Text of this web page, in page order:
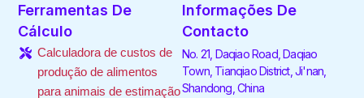
b
k
-
t
n
a
g
r
a
m
o
k
u
Ferramentas De
Cálculo
Calculadora de custos de
produção de alimentos
para animais de estimação
Informações De
Contacto
No. 21, Daqiao Road, Daqiao
Town, Tianqiao District, Ji'nan,
Shandong, China